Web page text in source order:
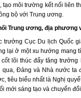
môi trường kết nối liên
bộ với Trung ương.
Trung ương, địa phương
trưởng Cục Du lịch Quốc
lại ở một xu hướng mang
lõi thúc đẩy tăng
Đảng và Nhà nước ta
tiêu biểu nhất là Nghị
mới sáng tạo và chuyển